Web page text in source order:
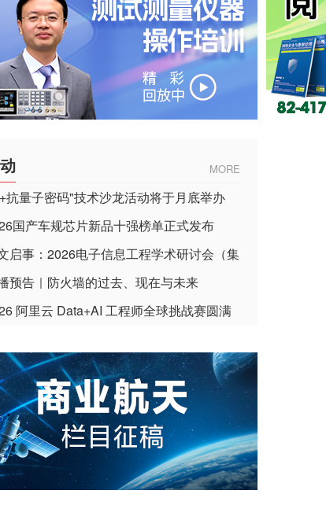
MORE
抗量子密码"技术沙龙活动将于月底举办
国产车规芯片新品十强榜单正式发布
启事：2026电子信息工程学术研讨会（集
路应用杂志）
预告｜防火墙的过去、现在与未来
阿里云 Data+AI 工程师全球挑战赛圆满